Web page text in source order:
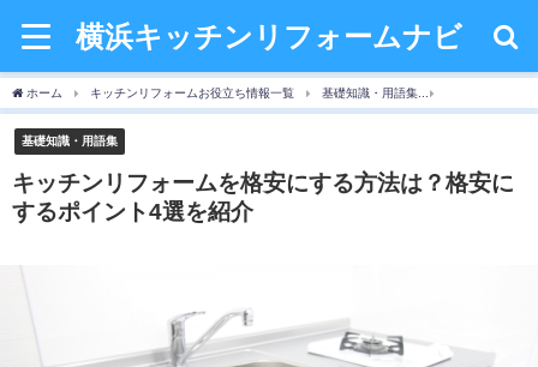
横浜キッチンリフォームナビ
ホーム キッチンリフォームお役立ち情報一覧 基礎知識・用語集
基礎知識・用語集
キッチンリフォームを格安にする方法は？格安に
するポイント4選を紹介